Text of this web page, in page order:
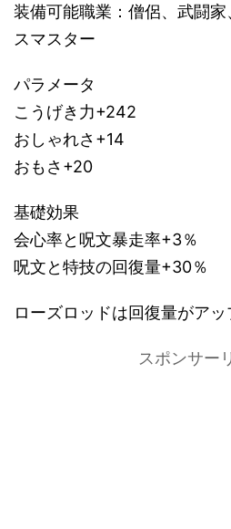
装備可能職業：僧侶、武闘
スマスター
パラメータ
こうげき力+242
おしゃれさ+14
おもさ+20
基礎効果
会心率と呪文暴走率+3％
呪文と特技の回復量+30％
ローズロッドは回復量がアッ
スポンサー